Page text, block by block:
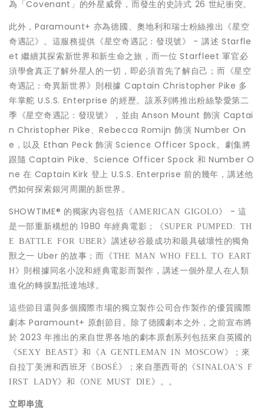
為「Covenant」的外星威脅，而發生的史詩式 26 世紀衝突。
此外，Paramount+ 亦為德國、奧地利和瑞士粉絲推出
《星空
奇遇記》 。這服務提供 《星空奇遇記：發現號》
- 講述 Starfle
et 繼續其探索新世界和新生命之旅，而一位 Starfleet 軍官必
須學會真正了解外星人的一切，即必須首先了解自己；而 《星空
奇遇記：奇異新世界》 則根據 CaptainChristopher Pike 多
年掌舵 U.S.S. Enterprise 的經歷。該系列將推出粉絲摯愛第二
季 《星空奇遇記：發現號》 ，並由Anson Mount 飾演 Captai
n Christopher Pike、Rebecca Romijn 飾演 Number On
e，以及 Ethan Peck 飾演 Science Officer Spock。劇集將
跟隨 Captain Pike、Science Officer Spock 和 Number O
ne 在 Captain Kirk 登上 U.S.S. Enterprise 前的幾年，講述他
們如何探索銀河周圍的新世界。
SHOWTIME® 的獨家內容包括 《 AMERICAN GIGOLO》
- 這
是一部重新構想的 1980 年經典電影；
《 SUPER PUMPED: TH
E BATTLE FOR UBER 》 講述矽谷最成功和最具破壞性的獨角
獸之一 Uber 的故事；而 《THE MAN WHO FELL TO EART
H》 則根據同名小說和經典電影而製作，講述一個外星人在人類
進化的轉捩點抵達地球。
這些節目還與多個國際市場的獨立製作公司合作製作的優質國際
劇本 Paramount+ 原創節目。除了德國劇本之外，之前宣布將
於 2023 年推出的來自世界各地的劇本原創系列包括來自英國的
《 SEXY BEAST》和《 A GENTLEMAN INMOSCOW》；來
自拉丁美洲和西班牙《BOSÉ 》；來自墨西哥的《 SINALOA'S
F
IRST LADY》和《ONE MUST DIE 》。。
立即串流